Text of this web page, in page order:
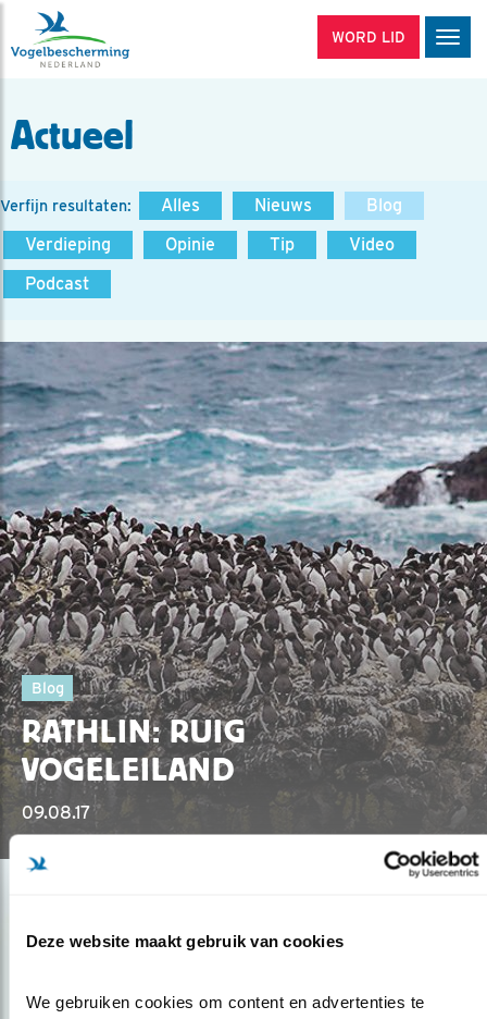
Deze website maakt gebruik van cookies
We gebruiken cookies om content en advertenties te
WORD LID
Actueel
Verfijn resultaten: Alles Nieuws
Blog
Verdieping
Opinie Tip
Video
Podcast
Blog
RATHLIN: RUIG
VOGELEILAND
09.08.17